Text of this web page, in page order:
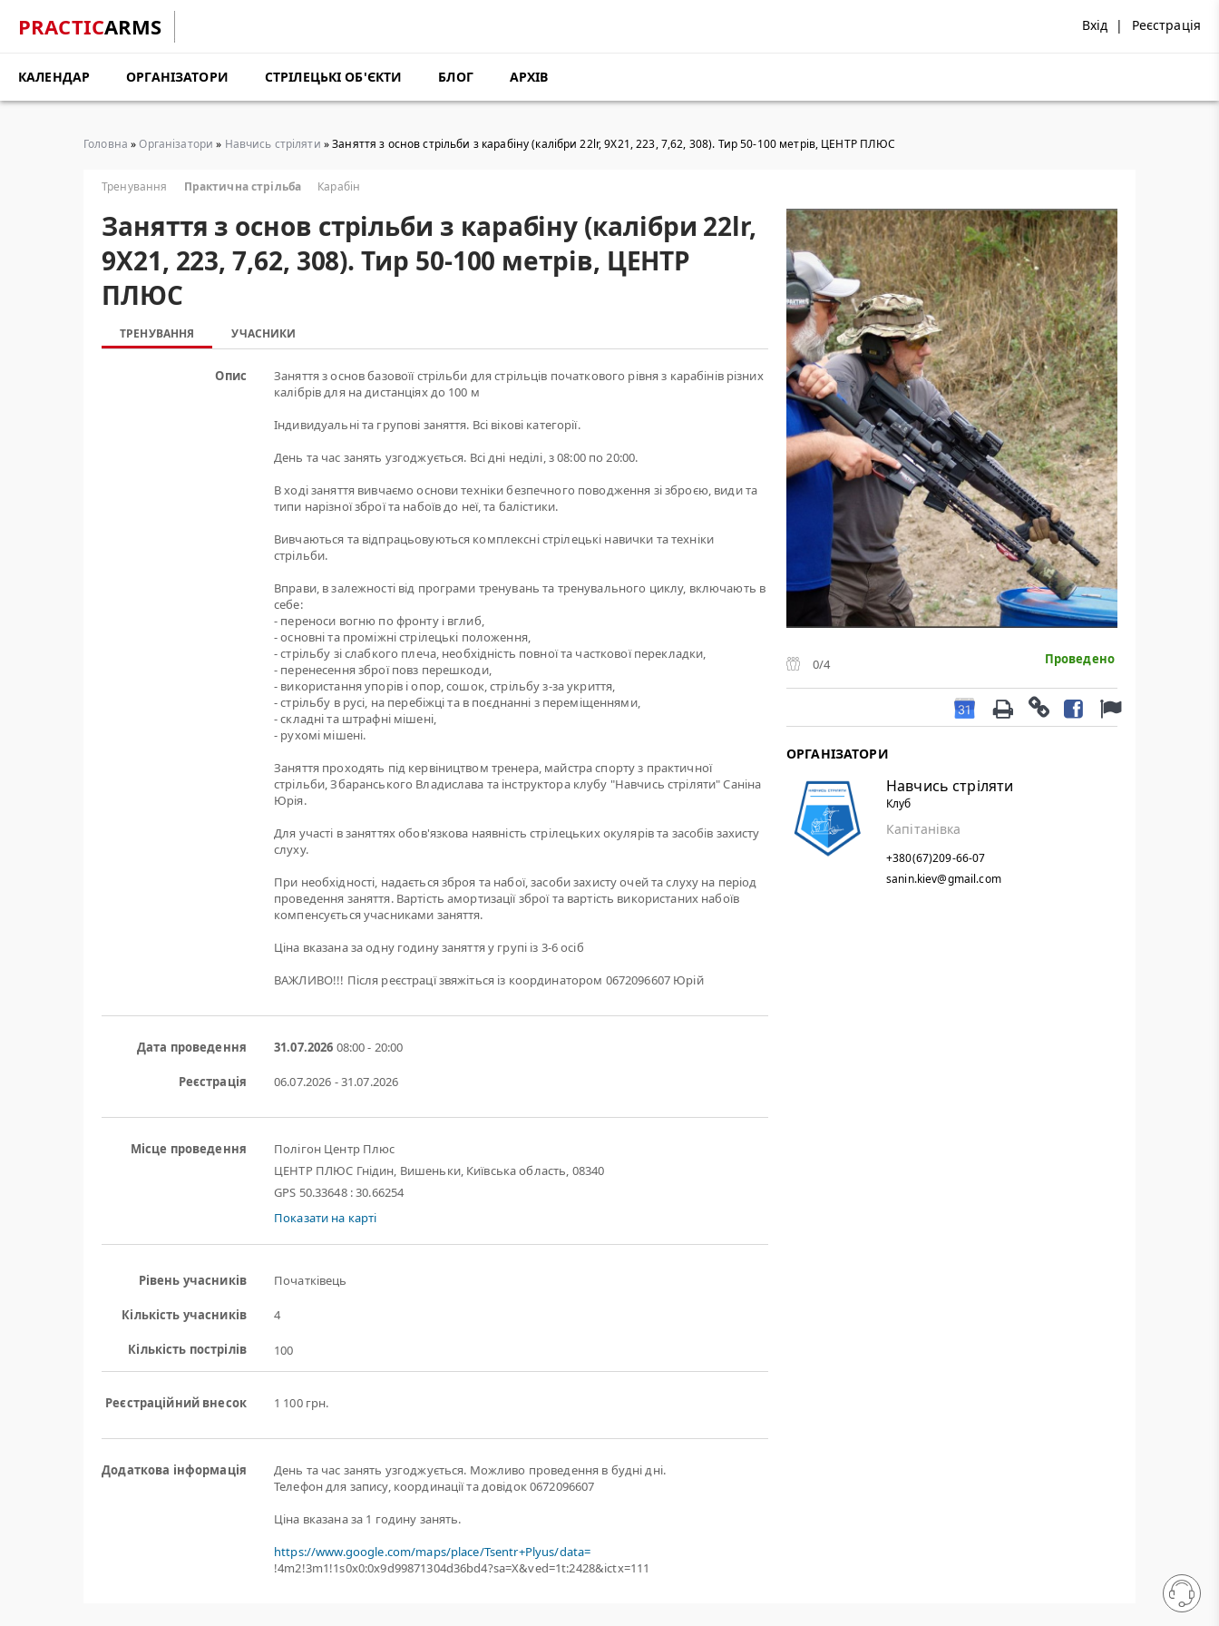
PRACTICARMS Вхід | Реєстрація
КАЛЕНДАР ОРГАНІЗАТОРИ СТРІЛЕЦЬКІ ОБ'ЄКТИ БЛОГ АРХІВ
Головна »Організатори » Навчись стріляти » Заняття з основ стрільби з карабіну (калібри 22lr, 9Х21, 223, 7,62, 308). Тир 50-100 метрів, ЦЕНТР ПЛЮС
Тренування Практична стрільба Карабін
Заняття з основ стрільби з карабіну (калібри 22lr,
9Х21, 223, 7,62, 308). Тир 50-100 метрів, ЦЕНТР
ПЛЮС
ТРЕНУВАННЯ УЧАСНИКИ
Опис
Заняття з основ базовоїї стрільби для стрільців початкового рівня з карабінів різних
калібрів для на дистанціях до 100 м
Індивидуальні та групові заняття. Всі вікові категорії.
День та час занять узгоджується. Всі дні неділі, з 08:00 по 20:00.
В ході заняття вивчаємо основи техніки безпечного поводження зі зброєю, види та
типи нарізної зброї та набоїв до неї, та балістики.
Вивчаються та відпрацьовуються комплексні стрілецькі навички та техніки
стрільби.
Вправи, в залежності від програми тренувань та тренувального циклу, включають в
себе:
- переноси вогню по фронту і вглиб,
- основні та проміжні стрілецькі положення,
- стрільбу зі слабкого плеча, необхідність повної та часткової перекладки,
- перенесення зброї повз перешкоди,
- використання упорів і опор, сошок, стрільбу з-за укриття,
- стрільбу в русі, на перебіжці та в поєднанні з переміщеннями,
- складні та штрафні мішені,
- рухомі мішені.
Заняття проходять під кервіництвом тренера, майстра спорту з практичної
стрільби, Збаранського Владислава та інструктора клубу "Навчись стріляти" Саніна
Юрія.
Для участі в заняттях обов'язкова наявність стрілецьких окулярів та засобів захисту
слуху.
При необхідності, надається зброя та набої, засоби захисту очей та слуху на період
проведення заняття. Вартість амортизації зброї та вартість використаних набоїв
компенсується учасниками заняття.
Ціна вказана за одну годину заняття у групі із 3-6 осіб
ВАЖЛИВО!!! Після реєстрацї звяжіться із координатором 0672096607 Юрій
Дата проведення 31.07.2026 08:00 - 20:00
Реєстрація 06.07.2026 - 31.07.2026
Місце проведення
Полігон Центр Плюс
ЦЕНТР ПЛЮС Гнідин, Вишеньки, Київська область, 08340
GPS 50.33648 : 30.66254
Показати на карті
Рівень учасників Початківець
Кількість учасників 4
Кількість пострілів 100
Реєстраційний внесок 1 100 грн.
Додаткова інформація
День та час занять узгоджується. Можливо проведення в будні дні.
Телефон для запису, координації та довідок 0672096607
Ціна вказана за 1 годину занять.
https://www.google.com/maps/place/Tsentr+Plyus/data=
!4m2!3m1!1s0x0:0x9d99871304d36bd4?sa=X&ved=1t:2428&ictx=111
0/4 Проведено
ОРГАНІЗАТОРИ
Навчись стріляти
Клуб
Капітанівка
+380(67)209-66-07
sanin.kiev@gmail.com